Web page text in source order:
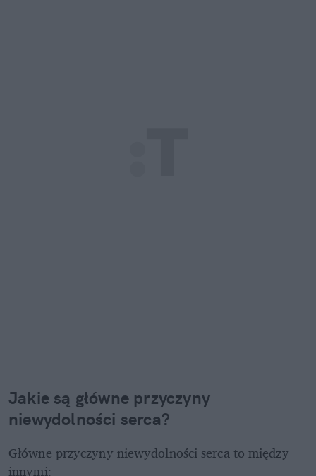
Jakie są główne przyczyny
niewydolności serca?
Główne przyczyny niewydolności serca to między
innymi: